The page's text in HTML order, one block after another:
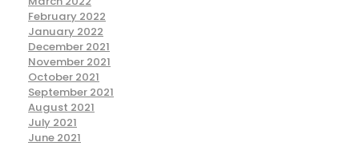
February 2022
January 2022
December 2021
November 2021
October 2021
September 2021
August 2021
July 2021
June 2021